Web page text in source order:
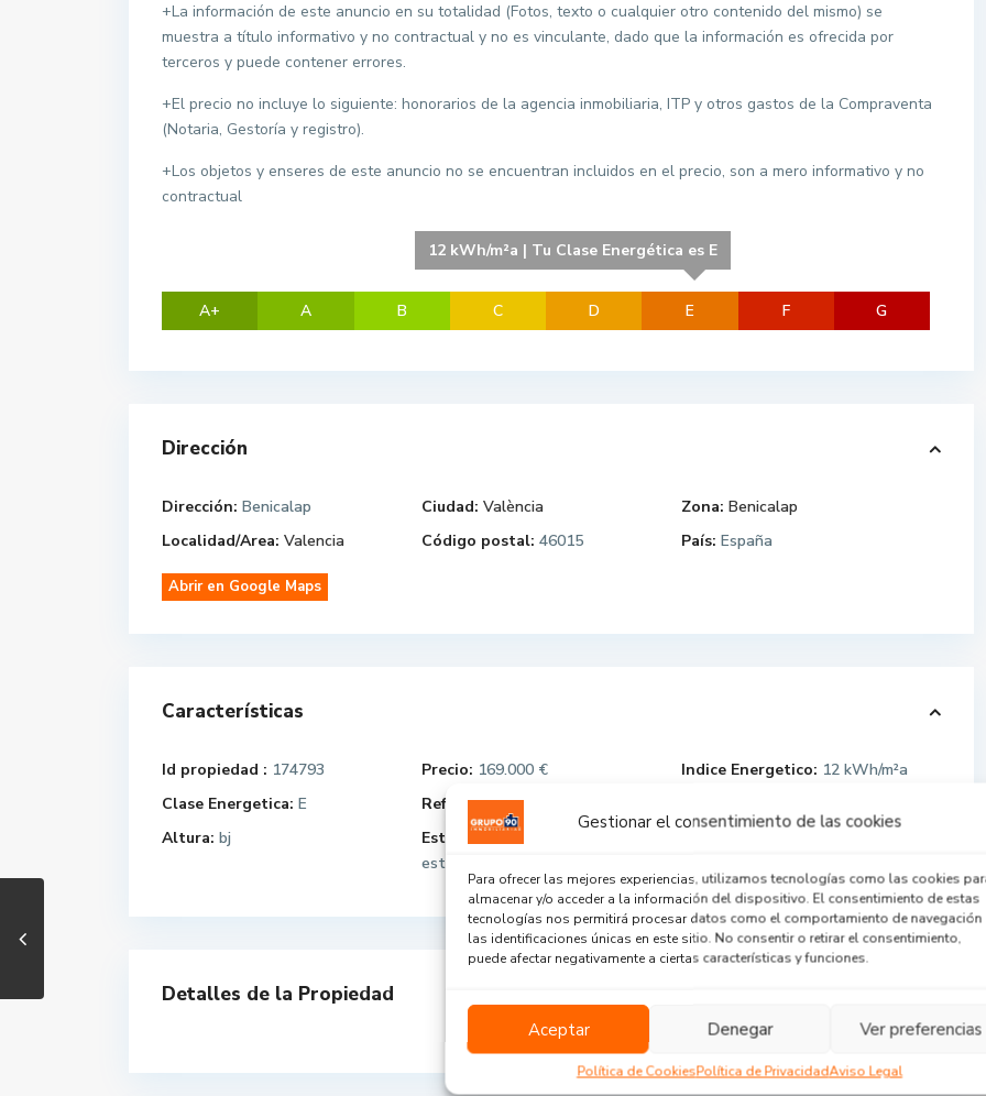
Gestionar el consentimiento de las cookies
Para ofrecer las mejores experiencias, utilizamos tecnologías como las cookies
almacenar y/o acceder a la información del dispositivo. El consentimiento de estas
tecnologías nos permitirá procesar datos como el comportamiento de navegación
las identificaciones únicas en este sitio. No consentir o retirar el consentimiento,
puede afectar negativamente a ciertas características y funciones.
Aceptar Denegar Ver preferencias
Política de CookiesPolítica de PrivacidadAviso Legal
+La información de este anuncio en su totalidad (Fotos, texto o cualquier otro contenido del mismo) se
muestra a título informativo y no contractual y no es vinculante, dado que la información es ofrecida por
terceros y puede contener errores.
+El precio no incluye lo siguiente: honorarios de la agencia inmobiliaria, ITP y otros gastos de la Compraventa
(Notaria, Gestoría y registro).
+Los objetos y enseres de este anuncio no se encuentran incluidos en el precio, son a mero informativo y no
contractual
A+ A B C D
12 kWh/m²a | Tu Clase Energética es E
E F G
Dirección
Dirección: Benicalap Ciudad: València Zona: Benicalap
Localidad/Area: Valencia Código postal: 46015 País: España
Abrir en Google Maps
Características
Id propiedad : 174793 Precio: 169.000 € Indice Energetico: 12 kWh/m²a
Clase Energetica: E Referencia:1-64278
Altura: bj Estado Conservación:
estado
Detalles de la Propiedad